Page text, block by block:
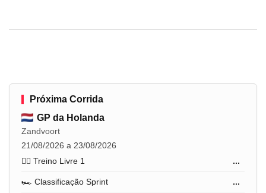
Próxima Corrida
GP da Holanda
Zandvoort
21/08/2026 a 23/08/2026
🏋️‍♂️ Treino Livre 1
...
🏎️ Classificação Sprint ...